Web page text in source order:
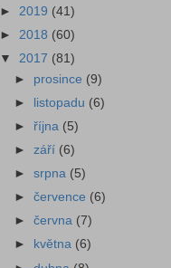
► 2019 (41)
► 2018 (60)
▼ 2017 (81)
► prosince (9)
► listopadu (6)
►října (5)
►září (6)
►srpna (5)
►července (6)
►června (7)
►
května (6)